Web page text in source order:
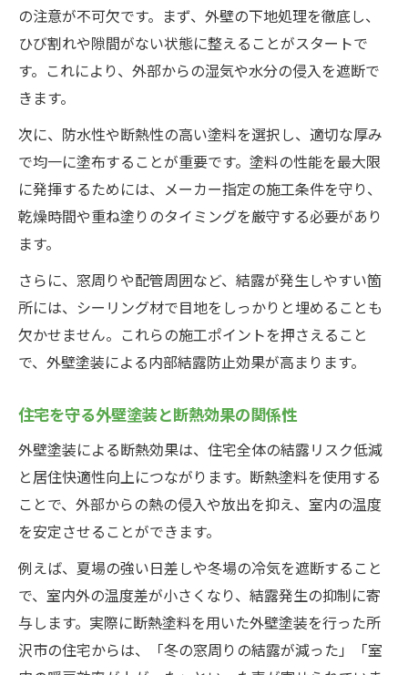
内部結露対策で利用できる補助制度の特徴
外壁塗装費用を助成金で賢く抑える方法
申請しやすい外壁塗装の補助金活用の流れ
イント
の注意が不可欠です。まず、外壁の下地処理を徹底し、
ひび割れや隙間がない状態に整えることがスタートで
す。これにより、外部からの湿気や水分の侵入を遮断で
きます。
次に、防水性や断熱性の高い塗料を選択し、適切な厚み
で均一に塗布することが重要です。塗料の性能を最大限
に発揮するためには、メーカー指定の施工条件を守り、
乾燥時間や重ね塗りのタイミングを厳守する必要があり
ます。
さらに、窓周りや配管周囲など、結露が発生しやすい箇
所には、シーリング材で目地をしっかりと埋めることも
欠かせません。これらの施工ポイントを押さえること
で、外壁塗装による内部結露防止効果が高まります。
住宅を守る外壁塗装と断熱効果の関係性
外壁塗装による断熱効果は、住宅全体の結露リスク低減
と居住快適性向上につながります。断熱塗料を使用する
ことで、外部からの熱の侵入や放出を抑え、室内の温度
を安定させることができます。
例えば、夏場の強い日差しや冬場の冷気を遮断すること
で、室内外の温度差が小さくなり、結露発生の抑制に寄
与します。実際に断熱塗料を用いた外壁塗装を行った所
沢市の住宅からは、「冬の窓周りの結露が減った」「室